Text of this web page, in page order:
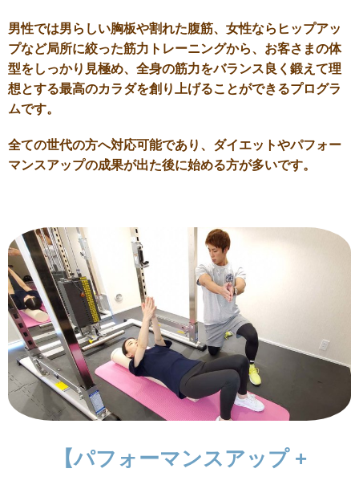
男性では男らしい胸板や割れた腹筋、女性ならヒップアッ
プなど局所に絞った筋力トレーニングから、お客さまの体
型をしっかり見極め、全身の筋力をバランス良く鍛えて理
想とする最高のカラダを創り上げることができるプログラ
ムです。
全ての世代の方へ対応可能であり、ダイエットやパフォー
マンスアップの成果が出た後に始める方が多いです。
【パフォーマンスアップ+